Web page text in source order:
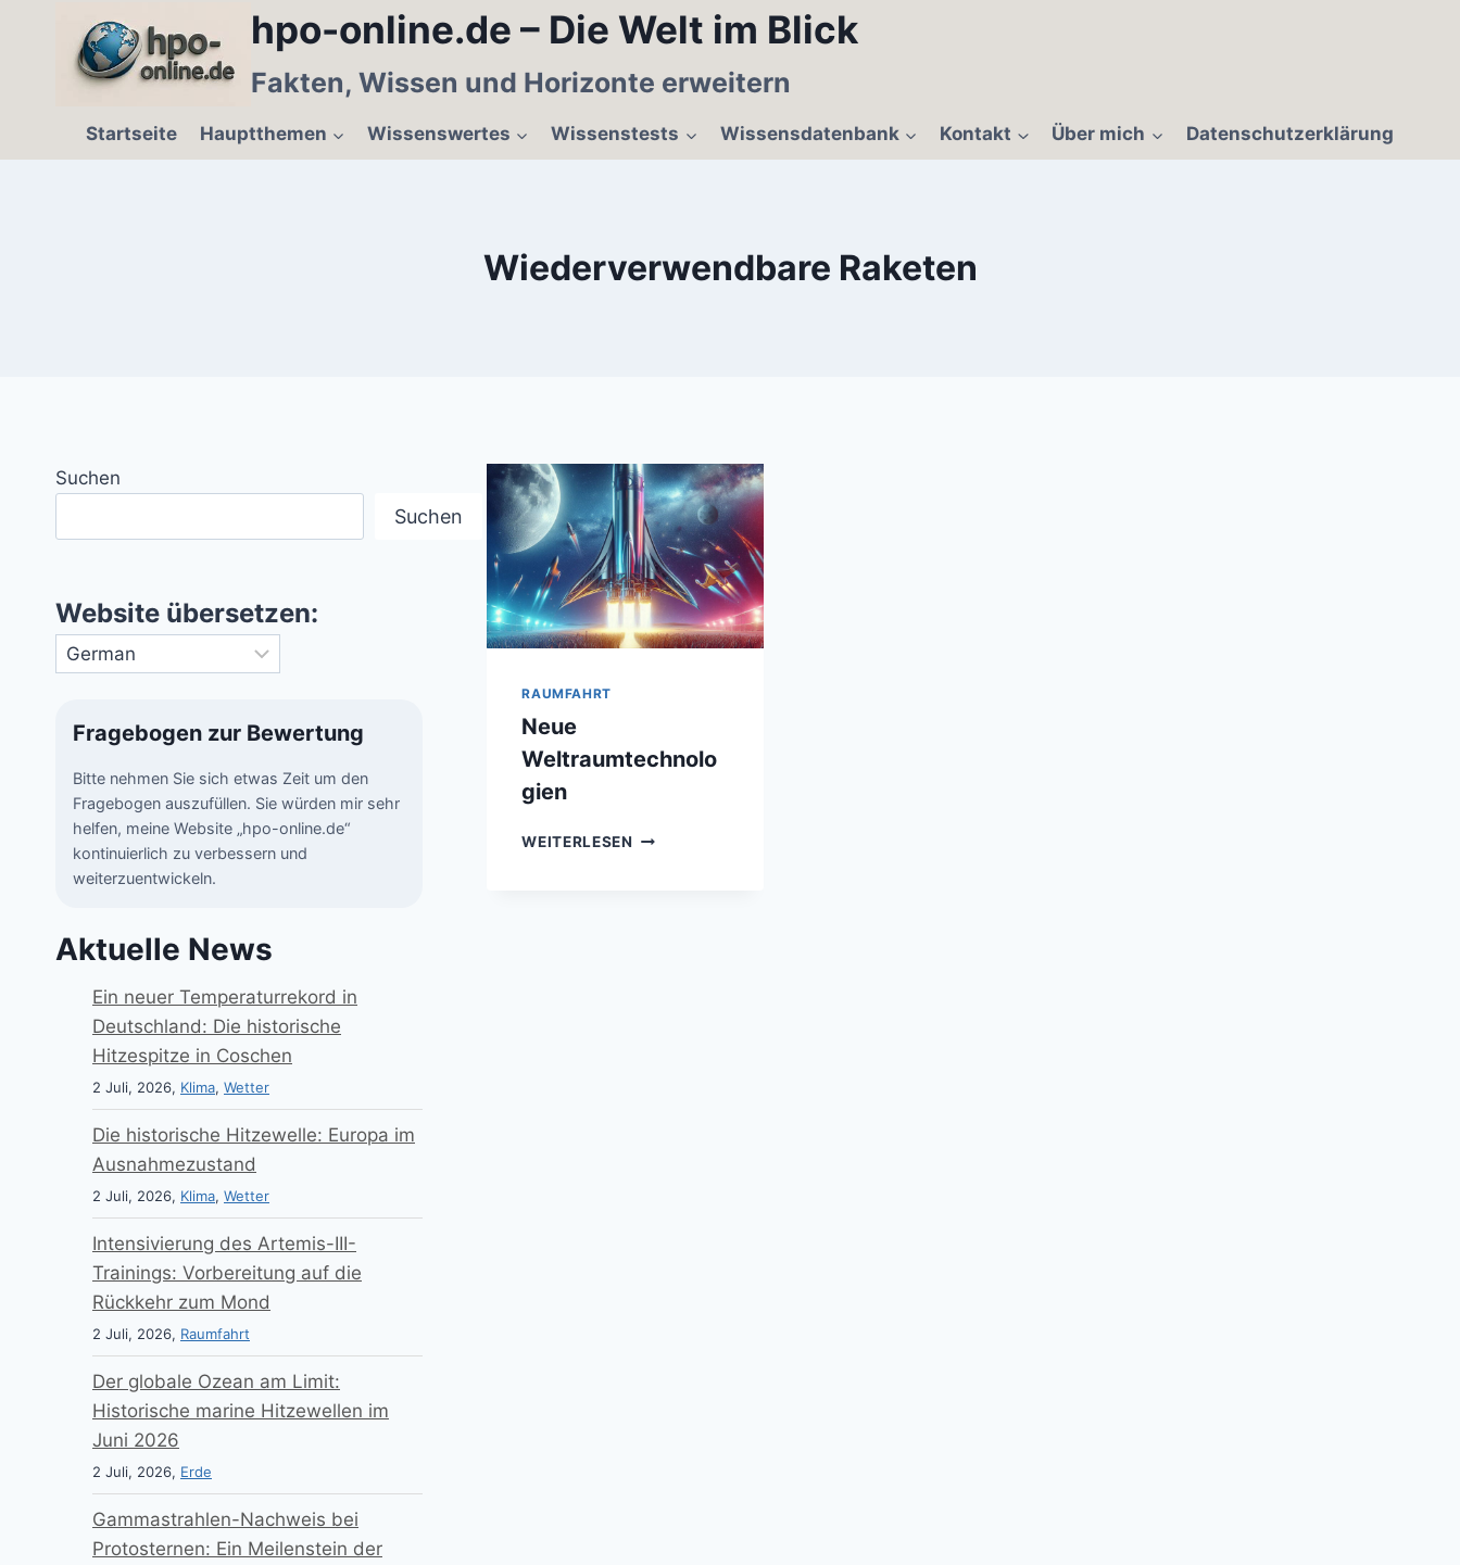
hpo-online.de – Die Welt im Blick
Fakten, Wissen und Horizonte erweitern
Startseite Hauptthemen Wissenswertes Wissenstests Wissensdatenbank Kontakt Über mich Datenschutzerklärung
Wiederverwendbare Raketen
RAUMFAHRT
Neue
Weltraumtechnolo
gien
WEITERLESEN NEUE
Suchen
Suchen
Website übersetzen:
Fragebogen zur Bewertung
Bitte nehmen Sie sich etwas Zeit um den
Fragebogen auszufüllen. Sie würden mir sehr
helfen, meine Website „hpo-online.de“
kontinuierlich zu verbessern und
weiterzuentwickeln.
Aktuelle News
Ein neuer Temperaturrekord in
Deutschland: Die historische
Hitzespitze in Coschen
2 Juli, 2026, Klima, Wetter
Die historische Hitzewelle: Europa im
Ausnahmezustand
2 Juli, 2026, Klima, Wetter
Intensivierung des Artemis-III-
Trainings: Vorbereitung auf die
Rückkehr zum Mond
2 Juli, 2026, Raumfahrt
Der globale Ozean am Limit:
Historische marine Hitzewellen im
Juni 2026
2 Juli, 2026, Erde
Gammastrahlen-Nachweis bei
Protosternen: Ein Meilenstein der